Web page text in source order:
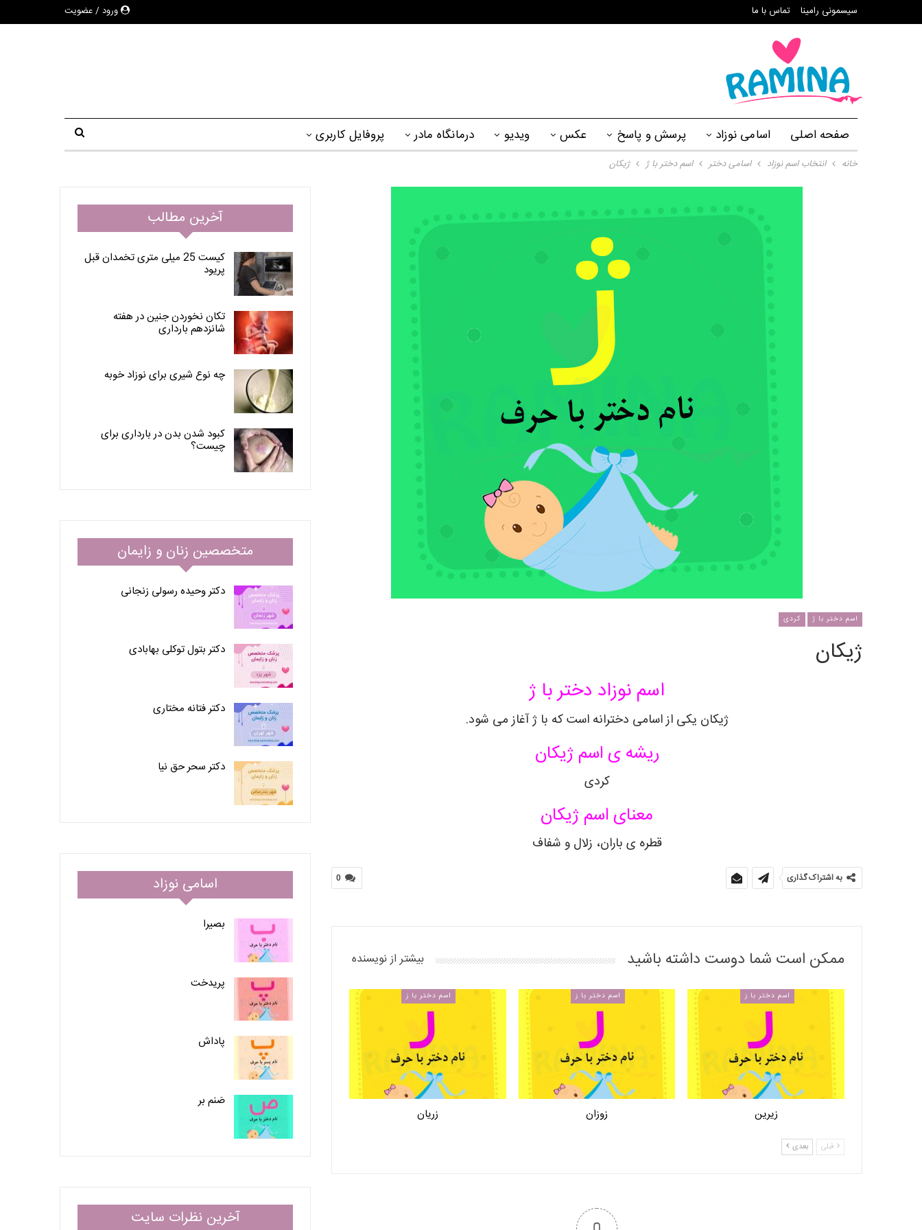
ورود / عضویت سیسمونی رامینا تماس با ما
صفحه اصلی اسامی نوزاد پرسش و پاسخ عکس ویدیو درمانگاه مادر پروفایل کاربری
خانه انتخاب اسم نوزاد اسامی دختر اسم دختر با ژ ژیکان
اسم دختر با ژ کردی
ژیکان
اسم نوزاد دختر با ژ
ژیکان یکی از اسامی دخترانه است که با ژ آغاز می شود.
ریشه ی اسم ژیکان
کردی
معنای اسم ژیکان
قطره ی باران، زلال و شفاف
0 به اشتراک گذاری
ممکن است شما دوست داشته باشید بیشتر از نویسنده
اسم دختر با ز
زیرین
اسم دختر با ز
زوزان
اسم دختر با ز
زریان
قبلی بعدی
آخرین مطالب
کیست 25 میلی متری تخمدان قبل
پریود
تکان نخوردن جنین در هفته
شانزدهم بارداری
چه نوع شیری برای نوزاد خوبه
کبود شدن بدن در بارداری برای
چیست؟
متخصصین زنان و زایمان
دکتر وحیده رسولی زنجانی
دکتر بتول توکلی بهابادی
دکتر فتانه مختاری
دکتر سحر حق نیا
اسامی نوزاد
بصیرا
پریدخت
پاداش
صَنم بر
آخرین نظرات سایت